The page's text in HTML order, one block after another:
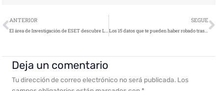
Ant
ANTERIOR
El área de Investigación de ESET descubre LoJax en un ciberataque
SEGUE
Los 15 datos que te pueden haber robado tras el hackeo de Facebook
Deja un comentario
Tu dirección de correo electrónico no será publicada. Los